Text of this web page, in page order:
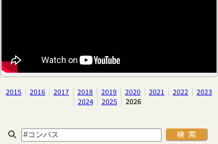
2015 2016 2017 2018 2019 2020 2021 2022
2023
2024
2025 2026